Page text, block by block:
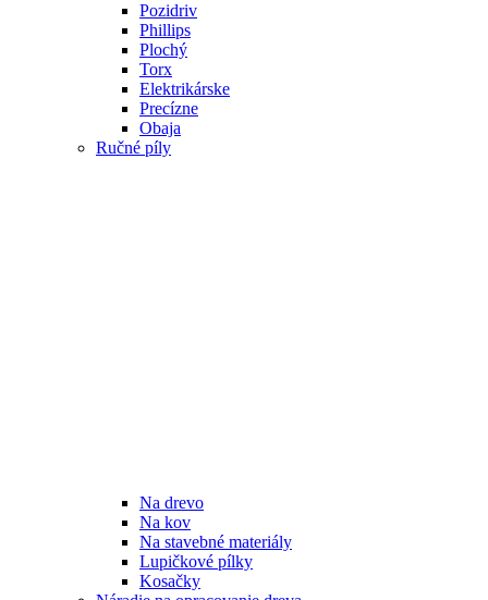
Pozidriv
Phillips
Plochý
Torx
Elektrikárske
Precízne
Obaja
Ručné píly
Na drevo
Na kov
Na stavebné materiály
Lupičkové pílky
Kosačky